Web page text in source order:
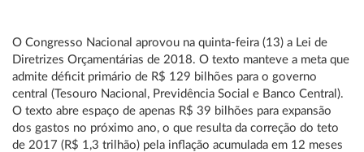
O Congresso Nacional aprovou na quinta-feira (13) a Lei de
Diretrizes Orçamentárias de 2018. O texto manteve a meta que
admite déficit primário de R$ 129 bilhões para o governo
central (Tesouro Nacional, Previdência Social e Banco Central).
O texto abre espaço de apenas R$ 39 bilhões para expansão
dos gastos no próximo ano, o que resulta da correção do teto
de 2017 (R$ 1,3 trilhão) pela inflação acumulada em 12 meses